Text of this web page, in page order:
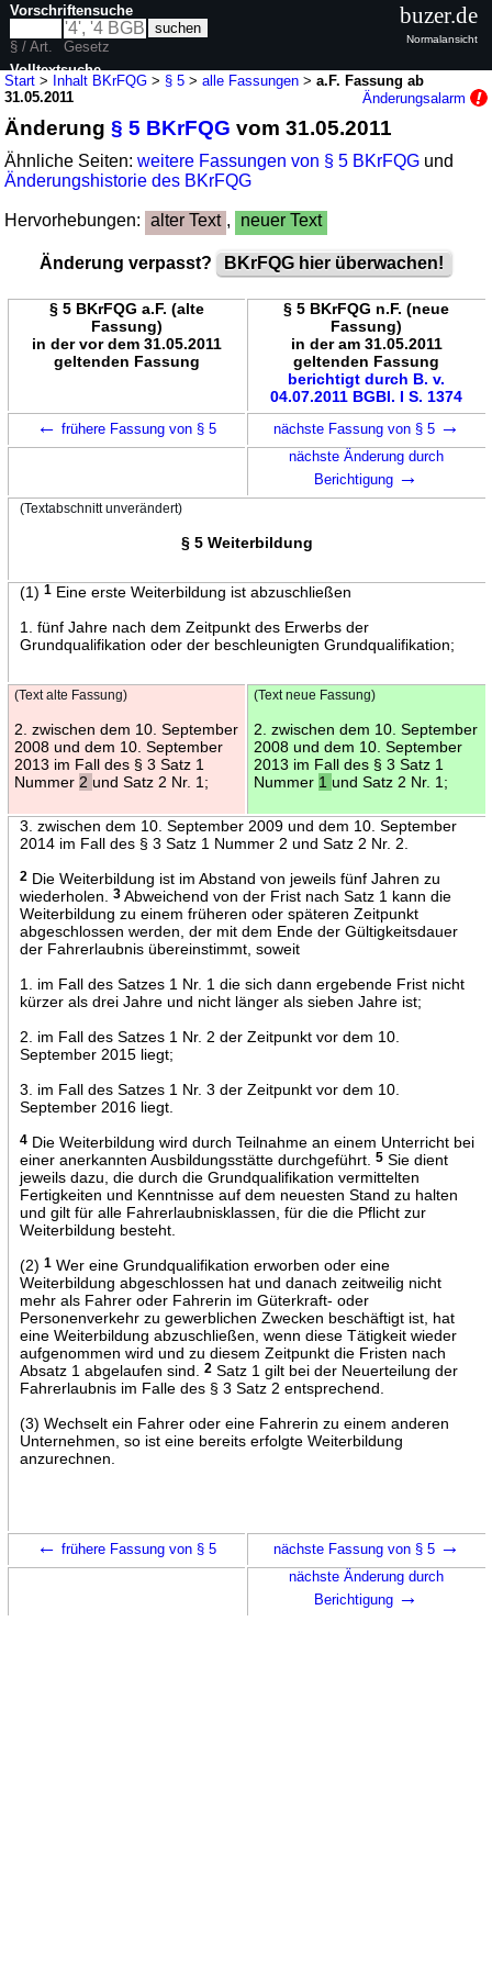
Start > Inhalt BKrFQG > § 5 >alle Fassungen >a.F. Fassung ab
31.05.2011
Änderungsalarm
Änderung§ 5 BKrFQG vom 31.05.2011
Ähnliche Seiten:weitere Fassungen von § 5 BKrFQG und
Änderungshistorie des BKrFQG
Hervorhebungen: alter Text , neuer Text
Änderung verpasst? BKrFQG hier überwachen!
§ 5 BKrFQG a.F. (alte
Fassung)
in der vor dem 31.05.2011
geltenden Fassung
§ 5 BKrFQG n.F. (neue
Fassung)
in der am 31.05.2011
geltenden Fassung
berichtigt durch B. v.
04.07.2011 BGBl. I S. 1374
← frühere Fassung von § 5 nächste Fassung von § 5 →
nächste Änderung durch
Berichtigung →
(Textabschnitt unverändert)
§ 5 Weiterbildung
(1) 1Eine erste Weiterbildung ist abzuschließen
1. fünf Jahre nach dem Zeitpunkt des Erwerbs der
Grundqualifikation oder der beschleunigten Grundqualifikation;
(Text alte Fassung)
2. zwischen dem 10. September
2008 und dem 10. September
2013 im Fall des § 3 Satz 1
Nummer 2 und Satz 2 Nr. 1;
(Text neue Fassung)
2. zwischen dem 10. September
2008 und dem 10. September
2013 im Fall des § 3 Satz 1
Nummer 1 und Satz 2 Nr. 1;
3. zwischen dem 10. September 2009 und dem 10. September
2014 im Fall des § 3 Satz 1 Nummer 2 und Satz 2 Nr. 2.
2Die Weiterbildung ist im Abstand von jeweils fünf Jahren zu
wiederholen.
3Abweichend von der Frist nach Satz 1 kann die
Weiterbildung zu einem früheren oder späteren Zeitpunkt
abgeschlossen werden, der mit dem Ende der Gültigkeitsdauer
der Fahrerlaubnis übereinstimmt, soweit
1. im Fall des Satzes 1 Nr. 1 die sich dann ergebende Frist nicht
kürzer als drei Jahre und nicht länger als sieben Jahre ist;
2. im Fall des Satzes 1 Nr. 2 der Zeitpunkt vor dem 10.
September 2015 liegt;
3. im Fall des Satzes 1 Nr. 3 der Zeitpunkt vor dem 10.
September 2016 liegt.
4Die Weiterbildung wird durch Teilnahme an einem Unterricht bei
einer anerkannten Ausbildungsstätte durchgeführt.
5Sie dient
jeweils dazu, die durch die Grundqualifikation vermittelten
Fertigkeiten und Kenntnisse auf dem neuesten Stand zu halten
und gilt für alle Fahrerlaubnisklassen, für die die Pflicht zur
Weiterbildung besteht.
(2) 1Wer eine Grundqualifikation erworben oder eine
Weiterbildung abgeschlossen hat und danach zeitweilig nicht
mehr als Fahrer oder Fahrerin im Güterkraft- oder
Personenverkehr zu gewerblichen Zwecken beschäftigt ist, hat
eine Weiterbildung abzuschließen, wenn diese Tätigkeit wieder
aufgenommen wird und zu diesem Zeitpunkt die Fristen nach
Absatz 1 abgelaufen sind.
2Satz 1 gilt bei der Neuerteilung der
Fahrerlaubnis im Falle des § 3 Satz 2 entsprechend.
(3) Wechselt ein Fahrer oder eine Fahrerin zu einem anderen
Unternehmen, so ist eine bereits erfolgte Weiterbildung
anzurechnen.
← frühere Fassung von § 5 nächste Fassung von § 5 →
nächste Änderung durch
Berichtigung →
Vorschriftensuche
§ / Art.
Gesetz
Volltextsuche
buzer.de
Normalansicht